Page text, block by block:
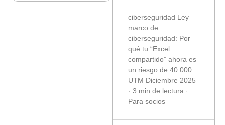
ciberseguridad Ley
marco de
ciberseguridad: Por
qué tu “Excel
compartido” ahora es
un riesgo de 40.000
UTM Diciembre 2025
· 3 min de lectura ·
Para socios